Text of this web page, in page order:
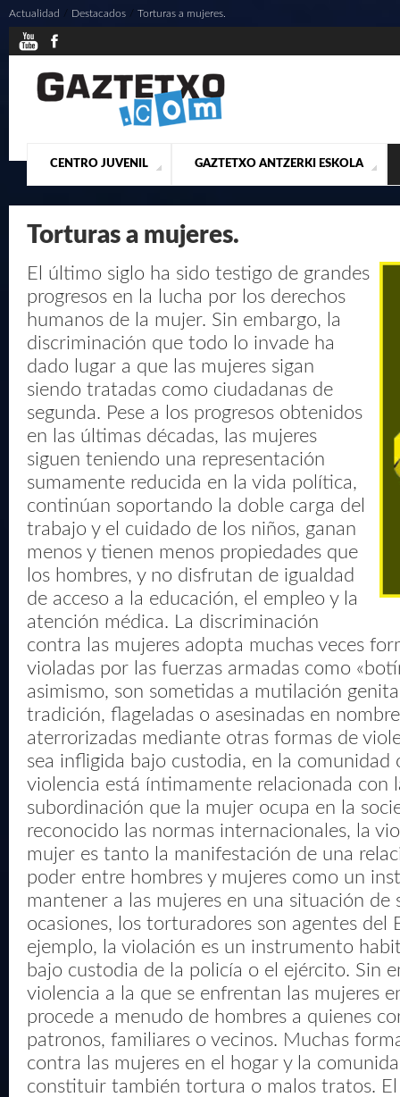
CENTRO JUVENIL
¿QUIENES SOMOS? ACTUALIDAD CONTACTO
GAZTETXO ANTZERKI ESKOLA
PRESENTACIÓN MUSICALES
Actualidad / Destacados Torturas a mujeres.
Torturas a mujeres.
El último siglo ha sido testigo de grandes
progresos en la lucha por los derechos
humanos de la mujer. Sin embargo, la
discriminación que todo lo invade ha
dado lugar a que las mujeres sigan
siendo tratadas como ciudadanas de
segunda. Pese a los progresos obtenidos
en las últimas décadas, las mujeres
siguen teniendo una representación
sumamente reducida en la vida política,
continúan soportando la doble carga del
trabajo y el cuidado de los niños, ganan
menos y tienen menos propiedades que
los hombres, y no disfrutan de igualdad
de acceso a la educación, el empleo y la
atención médica. La discriminación
contra las mujeres adopta muchas veces
violadas por las fuerzas armadas como
asimismo, son sometidas a mutilación
tradición, flageladas o asesinadas en
aterrorizadas mediante otras formas de
sea infligida bajo custodia, en la comunidad
violencia está íntimamente relacionada con
subordinación que la mujer ocupa en la
reconocido las normas internacionales, la
mujer es tanto la manifestación de una
poder entre hombres y mujeres como un
mantener a las mujeres en una situación de
ocasiones, los torturadores son agentes del
ejemplo, la violación es un instrumento
bajo custodia de la policía o el ejército. Sin
violencia a la que se enfrentan las mujeres
procede a menudo de hombres a quienes
patronos, familiares o vecinos. Muchas
contra las mujeres en el hogar y la
constituir también tortura o malos tratos. El